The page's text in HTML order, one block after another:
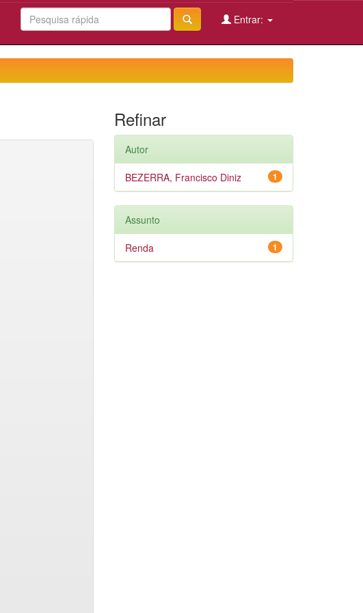
Entrar:
Refinar
Autor
1
BEZERRA, Francisco Diniz
Assunto
1
Renda